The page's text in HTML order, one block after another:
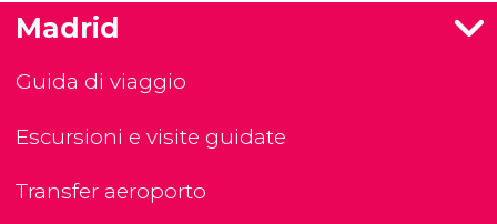
Madrid
Guida di viaggio
Escursioni e visite guidate
Transfer aeroporto